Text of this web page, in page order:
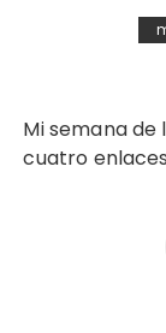
Mi semana de lecturas en turismo y viajes, en
cuatro